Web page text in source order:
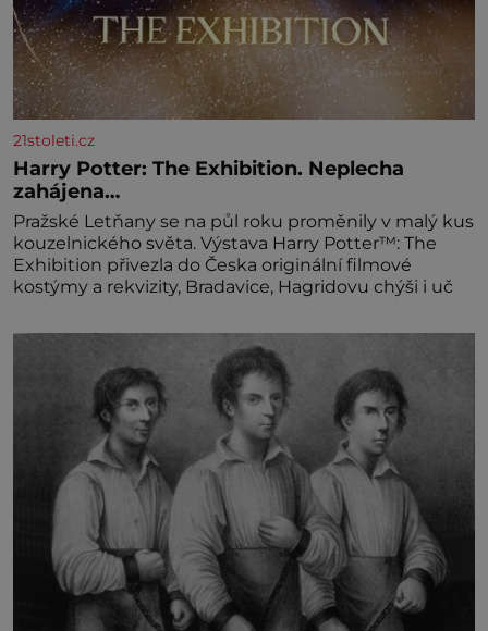
21stoleti.cz
Harry Potter: The Exhibition. Neplecha
zahájena…
Pražské Letňany se na půl roku proměnily v malý kus
kouzelnického světa. Výstava Harry Potter™: The
Exhibition přivezla do Česka originální filmové
kostýmy a rekvizity, Bradavice, Hagridovu chýši i uč